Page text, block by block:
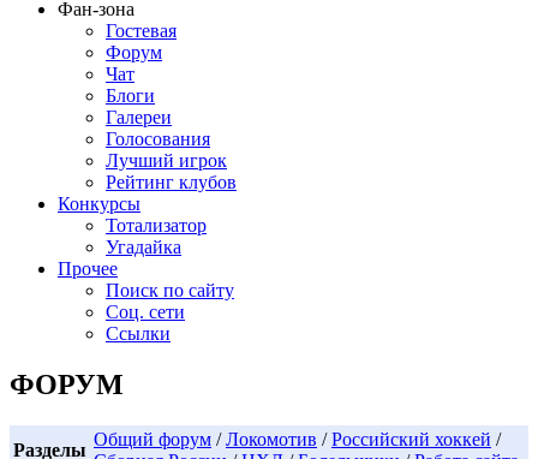
Фан-зона
Гостевая
Форум
Чат
Блоги
Галереи
Голосования
Лучший игрок
Рейтинг клубов
Конкурсы
Тотализатор
Угадайка
Прочее
Поиск по сайту
Соц. сети
Ссылки
ФОРУМ
Разделы
Общий форум /Локомотив /Российский хоккей /